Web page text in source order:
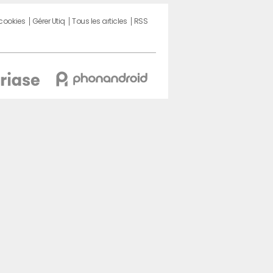
Gérer Utiq Tous les articles
RSS